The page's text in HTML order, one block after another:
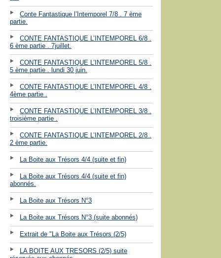
Conte Fantastique l’Intemporel 7/8 . 7 ème
partie.
CONTE FANTASTIQUE L’INTEMPOREL 6/8 .
6 ème partie . 7juillet.
CONTE FANTASTIQUE L’INTEMPOREL 5/8 .
5 ème partie . lundi 30 juin.
CONTE FANTASTIQUE L’INTEMPOREL 4/8 .
4ème partie .
CONTE FANTASTIQUE L’INTEMPOREL 3/8 .
troisième partie .
CONTE FANTASTIQUE L’INTEMPOREL 2/8 .
2 ème partie.
La Boite aux Trésors 4/4 (suite et fin)
La Boite aux Trésors 4/4 (suite et fin)
abonnés.
La Boite aux Trésors N°3
La Boite aux Trésors N°3 (suite abonnés)
Extrait de "La Boite aux Trésors (2/5)
LA BOITE AUX TRESORS (2/5) suite